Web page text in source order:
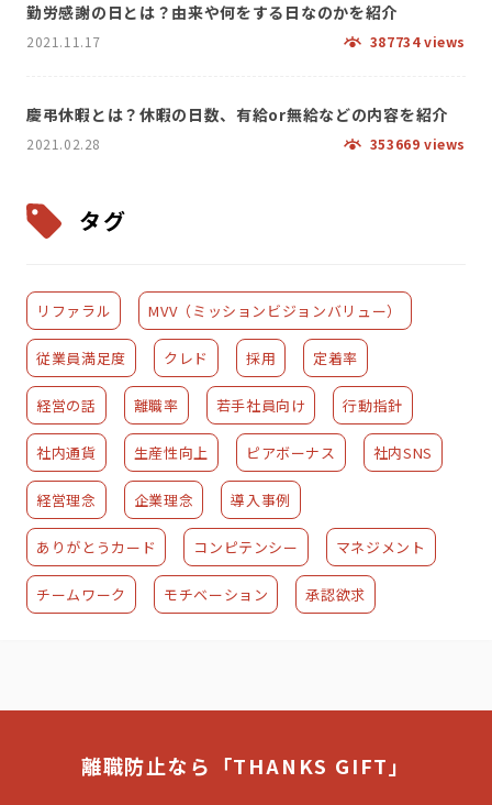
勤労感謝の日とは？由来や何をする日なのかを紹介
2021.11.17 387734 views
慶弔休暇とは？休暇の日数、有給or無給などの内容を紹介
2021.02.28 353669 views
タグ
リファラル MVV（ミッションビジョンバリュー）
従業員満足度 クレド 採用 定着率
経営の話 離職率 若手社員向け 行動指針
社内通貨 生産性向上 ピアボーナス 社内SNS
経営理念 企業理念 導入事例
ありがとうカード コンピテンシー マネジメント
チームワーク モチベーション 承認欲求
離職防止なら「THANKS GIFT」